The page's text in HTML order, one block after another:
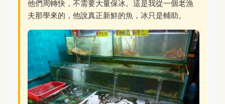
他們周轉快，不需要大量保冰。這是我從一個老漁
夫那學來的，他說真正新鮮的魚，冰只是輔助。